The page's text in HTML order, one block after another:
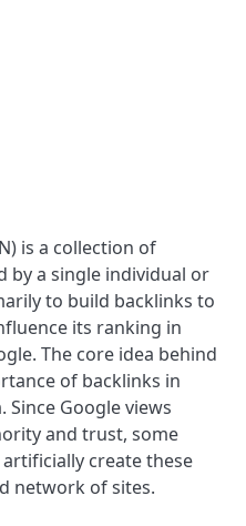
is a collection of
by a single individual or
to build backlinks to
its ranking in
The core idea behind
of backlinks in
Since Google views
and trust, some
create these
network of sites.